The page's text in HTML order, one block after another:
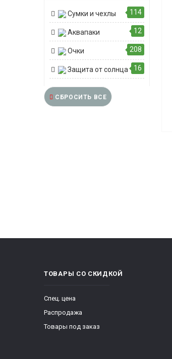
Сумки и чехлы 114
Аквапаки 12
Очки 208
Защита от солнца 16
СБРОСИТЬ ВСЕ
ТОВАРЫ СО СКИДКОЙ
Спец. цена
Распродажа
Товары под заказ